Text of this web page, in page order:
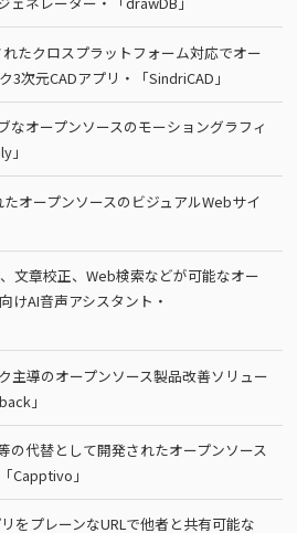
たクロスプラットフォーム対応でオー
3次元CADアプリ・「SindriCAD」
なオープンソースのモーショングラフィ
」
オープンソースのビジュアルWebサイ
文章校正、Web検索などが可能なオー
けAI音声アシスタント・
主導のオープンソース製品改善ソリュー
」
代替として開発されたオープンソース
Capptivo」
をプレーンなURLで他者と共有可能な